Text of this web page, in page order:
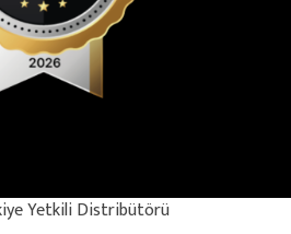
Yetkili Distribütörü